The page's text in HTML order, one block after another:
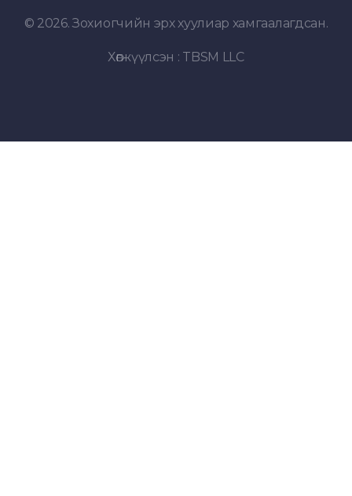
© 2026. Зохиогчийн эрх хуулиар хамгаалагдсан.
Хөгжүүлсэн : TBSM LLC